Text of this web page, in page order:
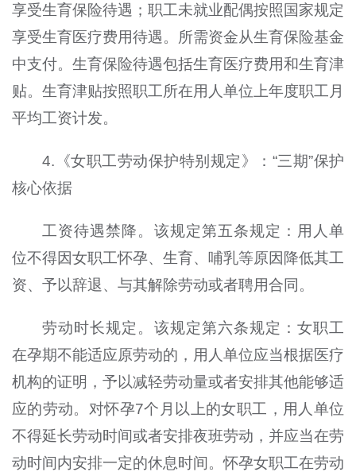
享受生育保险待遇；职工未就业配偶按照国家规定
享受生育医疗费用待遇。所需资金从生育保险基金
中支付。生育保险待遇包括生育医疗费用和生育津
贴。生育津贴按照职工所在用人单位上年度职工月
平均工资计发。
4.《女职工劳动保护特别规定》：“三期”保护
核心依据
工资待遇禁降。该规定第五条规定：用人单
位不得因女职工怀孕、生育、哺乳等原因降低其工
资、予以辞退、与其解除劳动或者聘用合同。
劳动时长规定。该规定第六条规定：女职工
在孕期不能适应原劳动的，用人单位应当根据医疗
机构的证明，予以减轻劳动量或者安排其他能够适
应的劳动。对怀孕7个月以上的女职工，用人单位
不得延长劳动时间或者安排夜班劳动，并应当在劳
动时间内安排一定的休息时间。怀孕女职工在劳动